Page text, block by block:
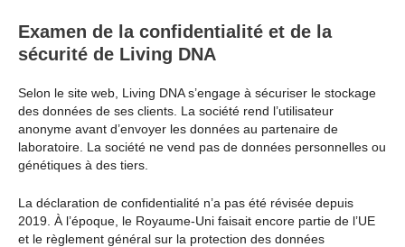
Examen de la confidentialité et de la
sécurité de Living DNA
Selon le site web, Living DNA s’engage à sécuriser le stockage
des données de ses clients. La société rend l’utilisateur
anonyme avant d’envoyer les données au partenaire de
laboratoire. La société ne vend pas de données personnelles ou
génétiques à des tiers.
La déclaration de confidentialité n’a pas été révisée depuis
2019. À l’époque, le Royaume-Uni faisait encore partie de l’UE
et le règlement général sur la protection des données